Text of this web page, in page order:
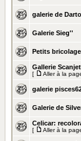
galerie de
Galerie Sieg''
Petits
Gallerie
[ Aller à la
galerie
Galerie de
Celicar:
[ Aller à la